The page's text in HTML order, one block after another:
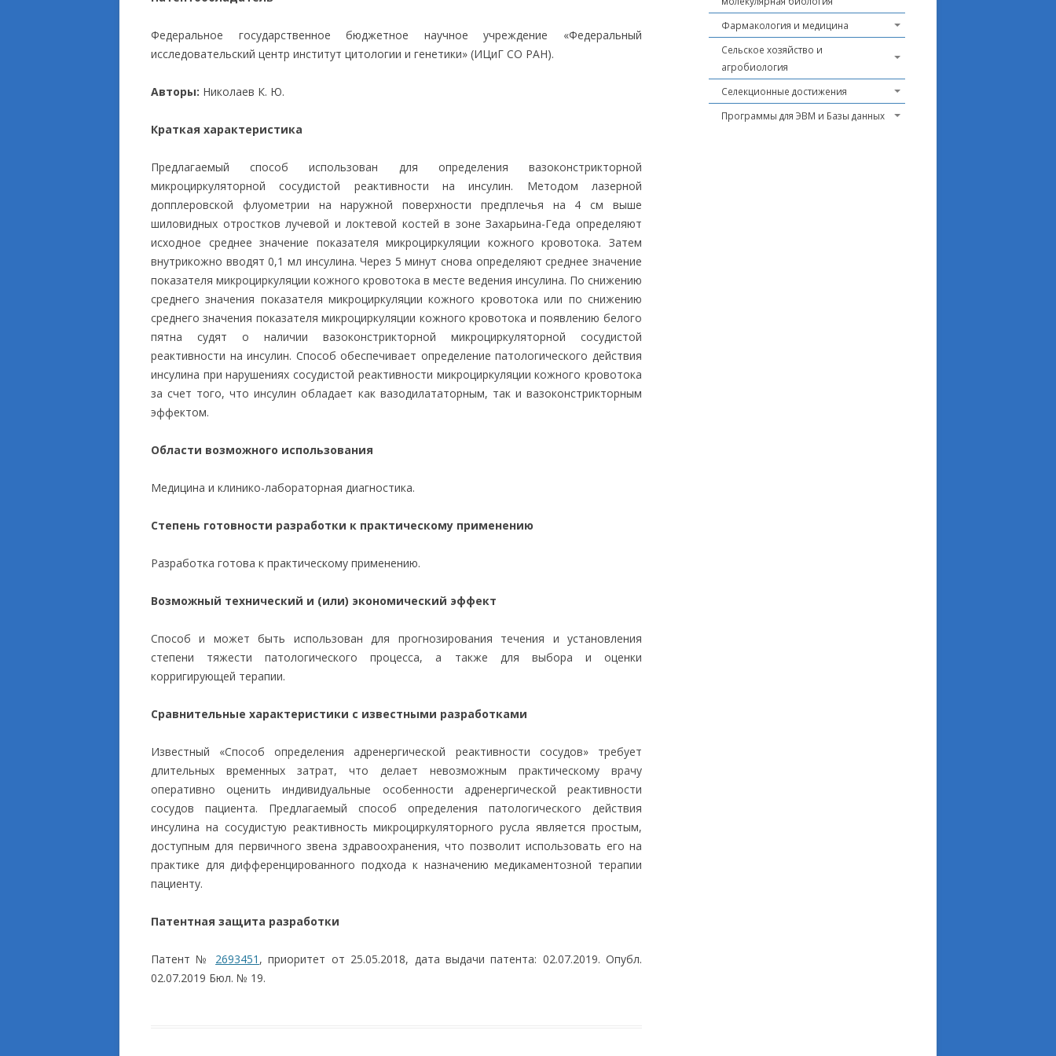
Федеральное государственное бюджетное научное учреждение «Федеральный
исследовательский центр институт цитологии и генетики» (ИЦиГ СО РАН).
Авторы: Николаев К. Ю.
Краткая характеристика
Предлагаемый способ использован для определения вазоконстрикторной
микроциркуляторной сосудистой реактивности на инсулин. Методом лазерной
допплеровской флуометрии на наружной поверхности предплечья на 4 см выше
шиловидных отростков лучевой и локтевой костей в зоне Захарьина-Геда определяют
исходное среднее значение показателя микроциркуляции кожного кровотока. Затем
внутрикожно вводят 0,1 мл инсулина. Через 5 минут снова определяют среднее значение
показателя микроциркуляции кожного кровотока в месте ведения инсулина. По снижению
среднего значения показателя микроциркуляции кожного кровотока или по снижению
среднего значения показателя микроциркуляции кожного кровотока и появлению белого
пятна судят о наличии вазоконстрикторной микроциркуляторной сосудистой
реактивности на инсулин. Способ обеспечивает определение патологического действия
инсулина при нарушениях сосудистой реактивности микроциркуляции кожного кровотока
за счет того, что инсулин обладает как вазодилататорным, так и вазоконстрикторным
эффектом.
Области возможного использования
Медицина и клинико-лабораторная диагностика.
Степень готовности разработки к практическому применению
Разработка готова к практическому применению.
Возможный технический и (или) экономический эффект
Способ и может быть использован для прогнозирования течения и установления
степени тяжести патологического процесса, а также для выбора и оценки
корригирующей терапии.
Сравнительные характеристики с известными разработками
Известный «Способ определения адренергической реактивности сосудов» требует
длительных временных затрат, что делает невозможным практическому врачу
оперативно оценить индивидуальные особенности адренергической реактивности
сосудов пациента. Предлагаемый способ определения патологического действия
инсулина на сосудистую реактивность микроциркуляторного русла является простым,
доступным для первичного звена здравоохранения, что позволит использовать его на
практике для дифференцированного подхода к назначению медикаментозной терапии
пациенту.
Патентная защита разработки
Патент № 2693451 , приоритет от 25.05.2018, дата выдачи патента: 02.07.2019. Опубл.
02.07.2019 Бюл. № 19.
Фармакология и медицина
Сельское хозяйство и
агробиология
Селекционные достижения
Программы для ЭВМ и Базы данных